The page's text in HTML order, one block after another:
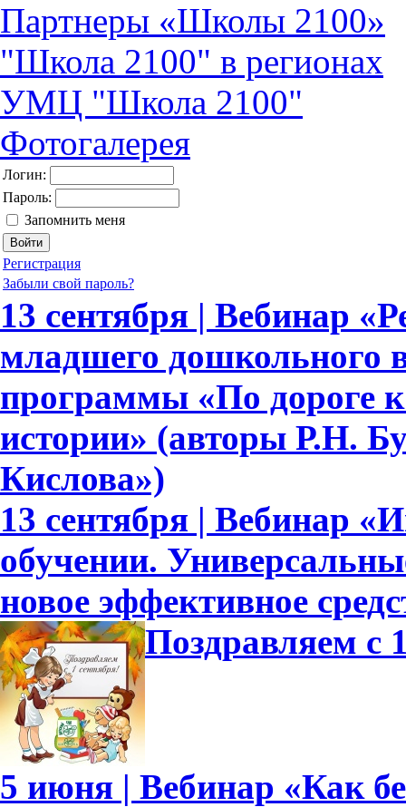
Партнеры «Школы 2100»
"Школа 2100" в регионах
УМЦ "Школа 2100"
Фотогалерея
Логин:
Пароль:
Запомнить меня
Регистрация
Забыли свой пароль?
13 сентября | Вебинар
младшего дошкольного
программы «По дороге
истории» (авторы Р.Н.
Кислова»)
13 сентября | Вебинар
обучении.
новое эффективное
Поздравляем с
5 июня | Вебинар «Как